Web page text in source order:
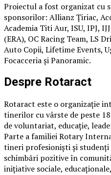
Proiectul a fost organizat cu
sponsorilor: Allianz Țiriac,
Academia Titi Aur, ISU, IPJ,
(ERA), OC Racing Team, LS
Auto Copii, Lifetime Events,
Focacceria și Panoramic.
Despre Rotaract
Rotaract este o organizație
tinerilor cu vârste de peste
de voluntariat, educație,
Parte a familiei Rotary
tineri profesioniști și studenți
schimbări pozitive în
inițiative sociale,